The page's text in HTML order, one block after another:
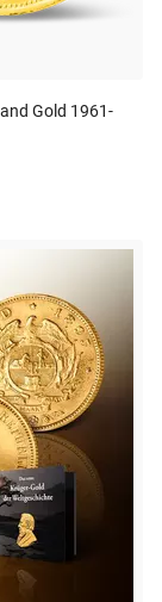
Gold 1961-